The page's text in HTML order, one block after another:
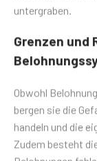
untergraben.
Grenzen und
Obwohl
bergen sie die
handeln und die
Zudem besteht